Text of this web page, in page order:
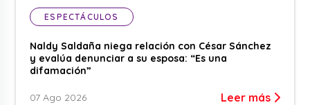
ESPECTÁCULOS
Naldy Saldaña niega relación con César Sánchez
y evalúa denunciar a su esposa: “Es una
difamación”
07 Ago 2026 Leer más